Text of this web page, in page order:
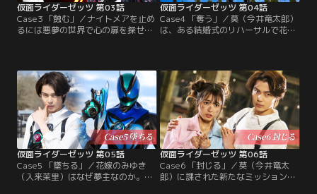
仮面ライダーゼッツ 第03話
Case3 「蝕む」／ナイトメアを止め
るには悪夢の世界で心の扉を探せ。
当てる。しかし、ボムナイトメアは
爆破を引き起こしてしまった。この
ままでは富士見の悪夢が現実に！？
莫は富士見を、世界を救うためゼッ
ツに変身する！ 脚本：高橋悠也 監
督：上堀内佳寿也
仮面ライダーゼッツ 第04話
Case4 「奪う」／莫（今井竜太郎）
は、ある結婚式のリハーサルで花嫁
キ）が現れた。莫の警護で事なきを
得るが、彼が悪夢の夢主なのか？夢
の中で迎えた結婚式当日、警備をす
る莫の前にみゆきを狙うナイトメア
が現れた。
仮面ライダーゼッツ 第05話
Case5 「墜ちる」／花嫁のみゆき
（入来茉里）はなぜ夢主なのか。現
仮面ライダーゼッツ 第06話
Case6 「封じる」／莫（今井竜太
郎）に課された新たなミッションは